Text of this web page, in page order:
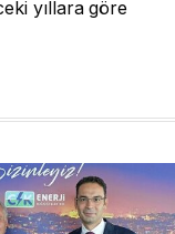
yıllara göre